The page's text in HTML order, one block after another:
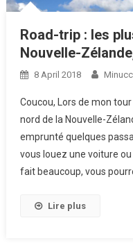
Road-trip : les
Nouvelle-
8 April 2018
Coucou, Lors de mon tour
nord de la Nouvelle-
emprunté quelques
vous louez une voiture
fait beaucoup, vous
Lire plus